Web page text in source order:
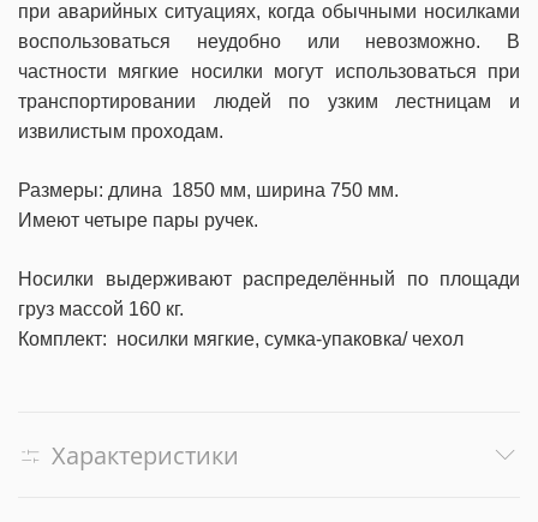
при аварийных ситуациях, когда обычными носилками
воспользоваться неудобно или невозможно. В
частности мягкие носилки могут использоваться при
транспортировании людей по узким лестницам и
извилистым проходам.
Размеры: длина 1850 мм, ширина 750 мм.
Имеют четыре пары ручек.
Носилки выдерживают распределённый по площади
груз массой 160 кг.
Комплект: носилки мягкие, сумка-упаковка/ чехол
Характеристики